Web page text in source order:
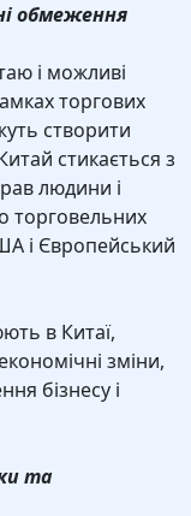
обмеження
і можливі
торгових
створити
стикається з
людини і
торговельних
і Європейський
в Китаї,
зміни,
бізнесу і
та